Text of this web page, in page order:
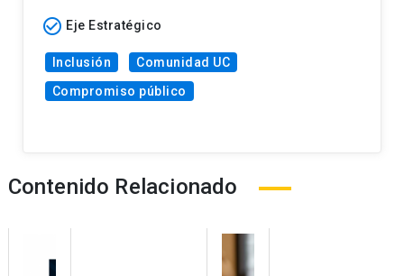
check_circle_outline Eje Estratégico
Inclusión
Comunidad UC
Compromiso público
Contenido Relacionado